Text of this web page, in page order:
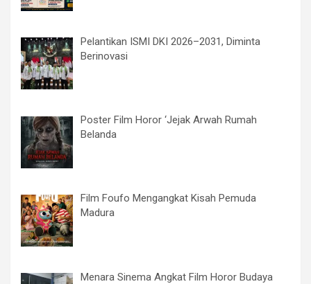
Pelantikan ISMI DKI 2026–2031, Diminta
Berinovasi
Poster Film Horor ‘Jejak Arwah Rumah
Belanda
Film Foufo Mengangkat Kisah Pemuda
Madura
Menara Sinema Angkat Film Horor Budaya